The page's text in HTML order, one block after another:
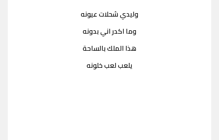
وليدي شحلات عيونه
وما اكدر اني بدونه
هذا الملك بالساحة
يلعب لعب خلونه